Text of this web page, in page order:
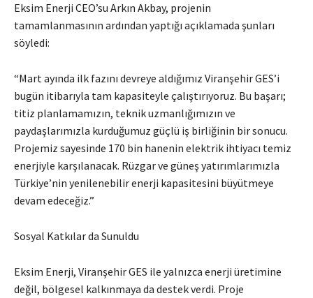
Eksim Enerji CEO’su Arkın Akbay, projenin
tamamlanmasının ardından yaptığı açıklamada şunları
söyledi:
“Mart ayında ilk fazını devreye aldığımız Viranşehir GES’i
bugün itibarıyla tam kapasiteyle çalıştırıyoruz. Bu başarı;
titiz planlamamızın, teknik uzmanlığımızın ve
paydaşlarımızla kurduğumuz güçlü iş birliğinin bir sonucu.
Projemiz sayesinde 170 bin hanenin elektrik ihtiyacı temiz
enerjiyle karşılanacak. Rüzgar ve güneş yatırımlarımızla
Türkiye’nin yenilenebilir enerji kapasitesini büyütmeye
devam edeceğiz.”
Sosyal Katkılar da Sunuldu
Eksim Enerji, Viranşehir GES ile yalnızca enerji üretimine
değil, bölgesel kalkınmaya da destek verdi. Proje